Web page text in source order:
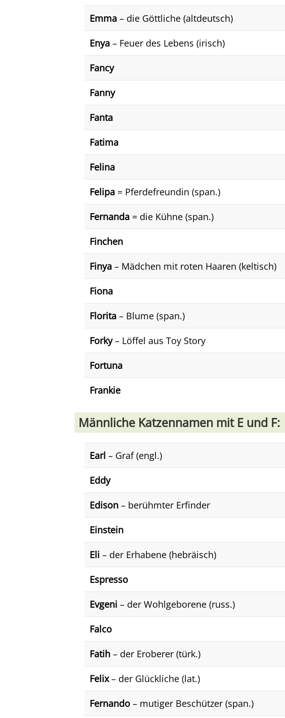
Emma – die Göttliche (altdeutsch)
Enya – Feuer des Lebens (irisch)
Fancy
Fanny
Fanta
Fatima
Felina
Felipa = Pferdefreundin (span.)
Fernanda = die Kühne (span.)
Finchen
Finya – Mädchen mit roten Haaren (keltisch)
Fiona
Florita – Blume (span.)
Forky– Löffel aus Toy Story
Fortuna
Frankie
Männliche Katzennamen mit E und F:
Earl – Graf (engl.)
Eddy
Edison – berühmter Erfinder
Einstein
Eli – der Erhabene (hebräisch)
Espresso
Evgeni – der Wohlgeborene (russ.)
Falco
Fatih – der Eroberer (türk.)
Felix– der Glückliche (lat.)
Fernando – mutiger Beschützer (span.)